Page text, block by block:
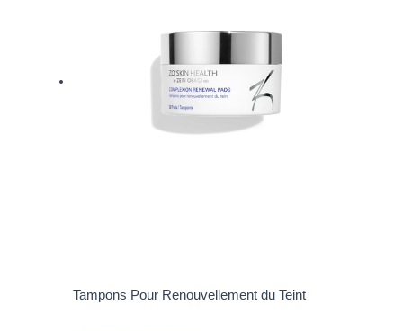
Tampons Pour Renouvellement du Teint